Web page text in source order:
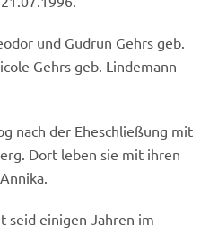
und Gudrun Gehrs geb.
Gehrs geb. Lindemann
nach der Eheschließung mit
Dort leben sie mit ihren
seid einigen Jahren im